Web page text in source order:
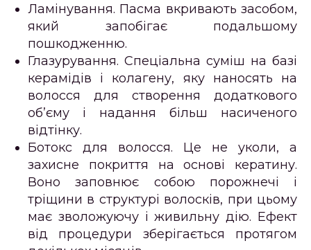
Ламінування. Пасма вкривають засобом,
який запобігає подальшому
пошкодженню.
Глазурування. Спеціальна суміш на базі
керамідів і колагену, яку наносять на
волосся для створення додаткового
об’єму і надання більш насиченого
відтінку.
Ботокс для волосся. Це не уколи, а
захисне покриття на основі кератину.
Воно заповнює собою порожнечі і
тріщини в структурі волосків, при цьому
має зволожуючу і живильну дію. Ефект
від процедури зберігається протягом